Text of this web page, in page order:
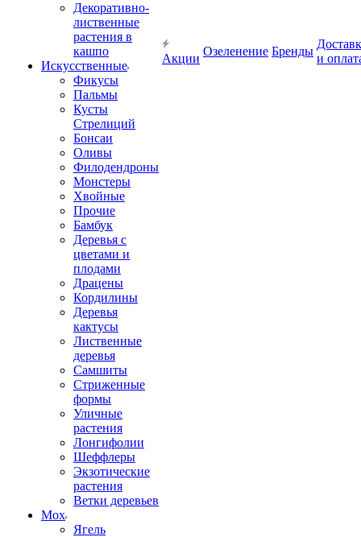
Декоративно-
лиственные
растения в
кашпо
Искусственные
Фикусы
Пальмы
Кусты
Стрелиций
Бонсаи
Оливы
Филодендроны
Монстеры
Хвойные
Прочие
Бамбук
Деревья с
цветами и
плодами
Драцены
Кордилины
Деревья
кактусы
Лиственные
деревья
Самшиты
Стриженные
формы
Уличные
растения
Лонгифолии
Шеффлеры
Экзотические
растения
Ветки деревьев
Мох
Ягель
Акции
Озеленение Бренды
и